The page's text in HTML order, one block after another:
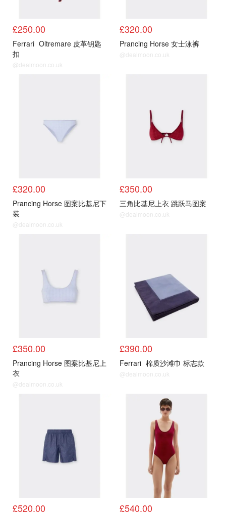
£250.00
Ferrari Oltremare 皮革钥匙
扣
@dealmoon.co.uk
£320.00
Prancing Horse 女士泳裤
@dealmoon.co.uk
£320.00
Prancing Horse 图案比基尼下
装
@dealmoon.co.uk
£350.00
三角比基尼上衣 跳跃马图案
@dealmoon.co.uk
£350.00
Prancing Horse 图案比基尼上
衣
@dealmoon.co.uk
£390.00
Ferrari 棉质沙滩巾 标志款
@dealmoon.co.uk
£520.00 £540.00